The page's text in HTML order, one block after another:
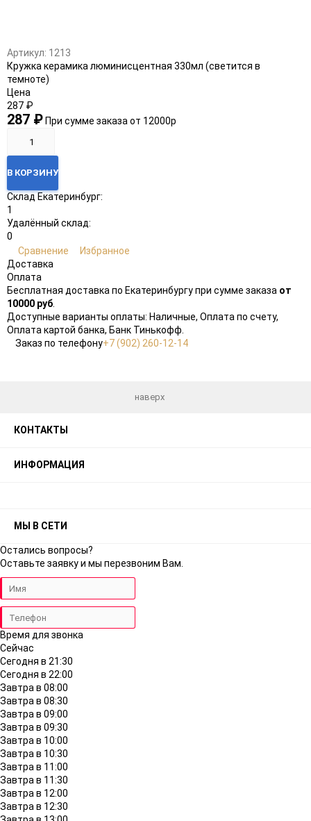
Артикул: 1213
Кружка керамика люминисцентная 330мл (светится в
темноте)
Цена
287 ₽
287 ₽ При сумме заказа от 12000р
В КОРЗИНУ
Склад Екатеринбург:
1
Удалённый склад:
0
Сравнение
Избранное
Доставка
Оплата
Бесплатная доставка по Екатеринбургу при сумме заказа от
10000 руб
Доступные варианты оплаты: Наличные, Оплата по счету,
Оплата картой банка, Банк Тинькофф.
Заказ по телефону+7 (902) 260-12-14
наверх
КОНТАКТЫ
ИНФОРМАЦИЯ
МЫ В СЕТИ
Остались вопросы?
Оставьте заявку и мы перезвоним Вам.
Время для звонка
Сейчас
Сегодня в 21:30
Сегодня в 22:00
Завтра в 08:00
Завтра в 08:30
Завтра в 09:00
Завтра в 09:30
Завтра в 10:00
Завтра в 10:30
Завтра в 11:00
Завтра в 11:30
Завтра в 12:00
Завтра в 12:30